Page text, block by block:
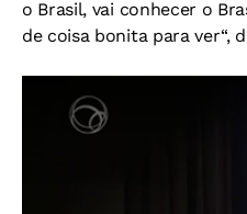
o Brasil, vai conhecer o
de coisa bonita para ver“,